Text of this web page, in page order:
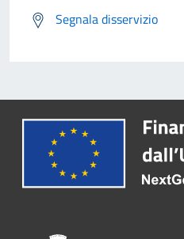
Segnala disservizio